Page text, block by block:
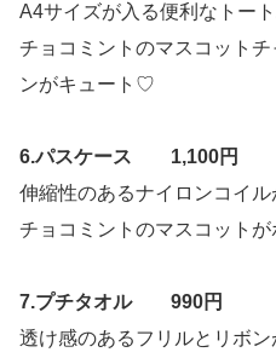
A4サイズが入る便利なトート
チョコミントのマスコット
ンがキュート♡
6.パスケース 1,100円
伸縮性のあるナイロンコイル
チョコミントのマスコット
7.プチタオル 990円
透け感のあるフリルとリボン